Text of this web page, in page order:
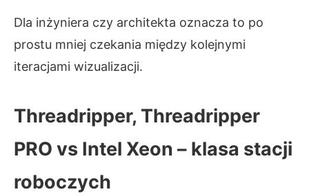
Dla inżyniera czy architekta oznacza to po
prostu mniej czekania między kolejnymi
iteracjami wizualizacji.
Threadripper, Threadripper
PRO vs Intel Xeon – klasa stacji
roboczych